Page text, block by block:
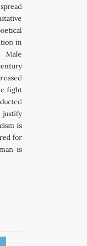
in
Male
fight
is
for
is